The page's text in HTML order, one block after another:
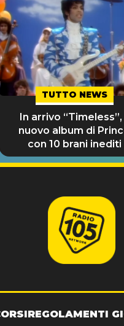
TUTTO NEWS
In arrivo “Timeless”,
nuovo album di
con 10 brani inediti
REGOLAMENTI